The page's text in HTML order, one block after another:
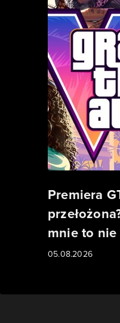
Premiera
mnie to nie
05.08.2026